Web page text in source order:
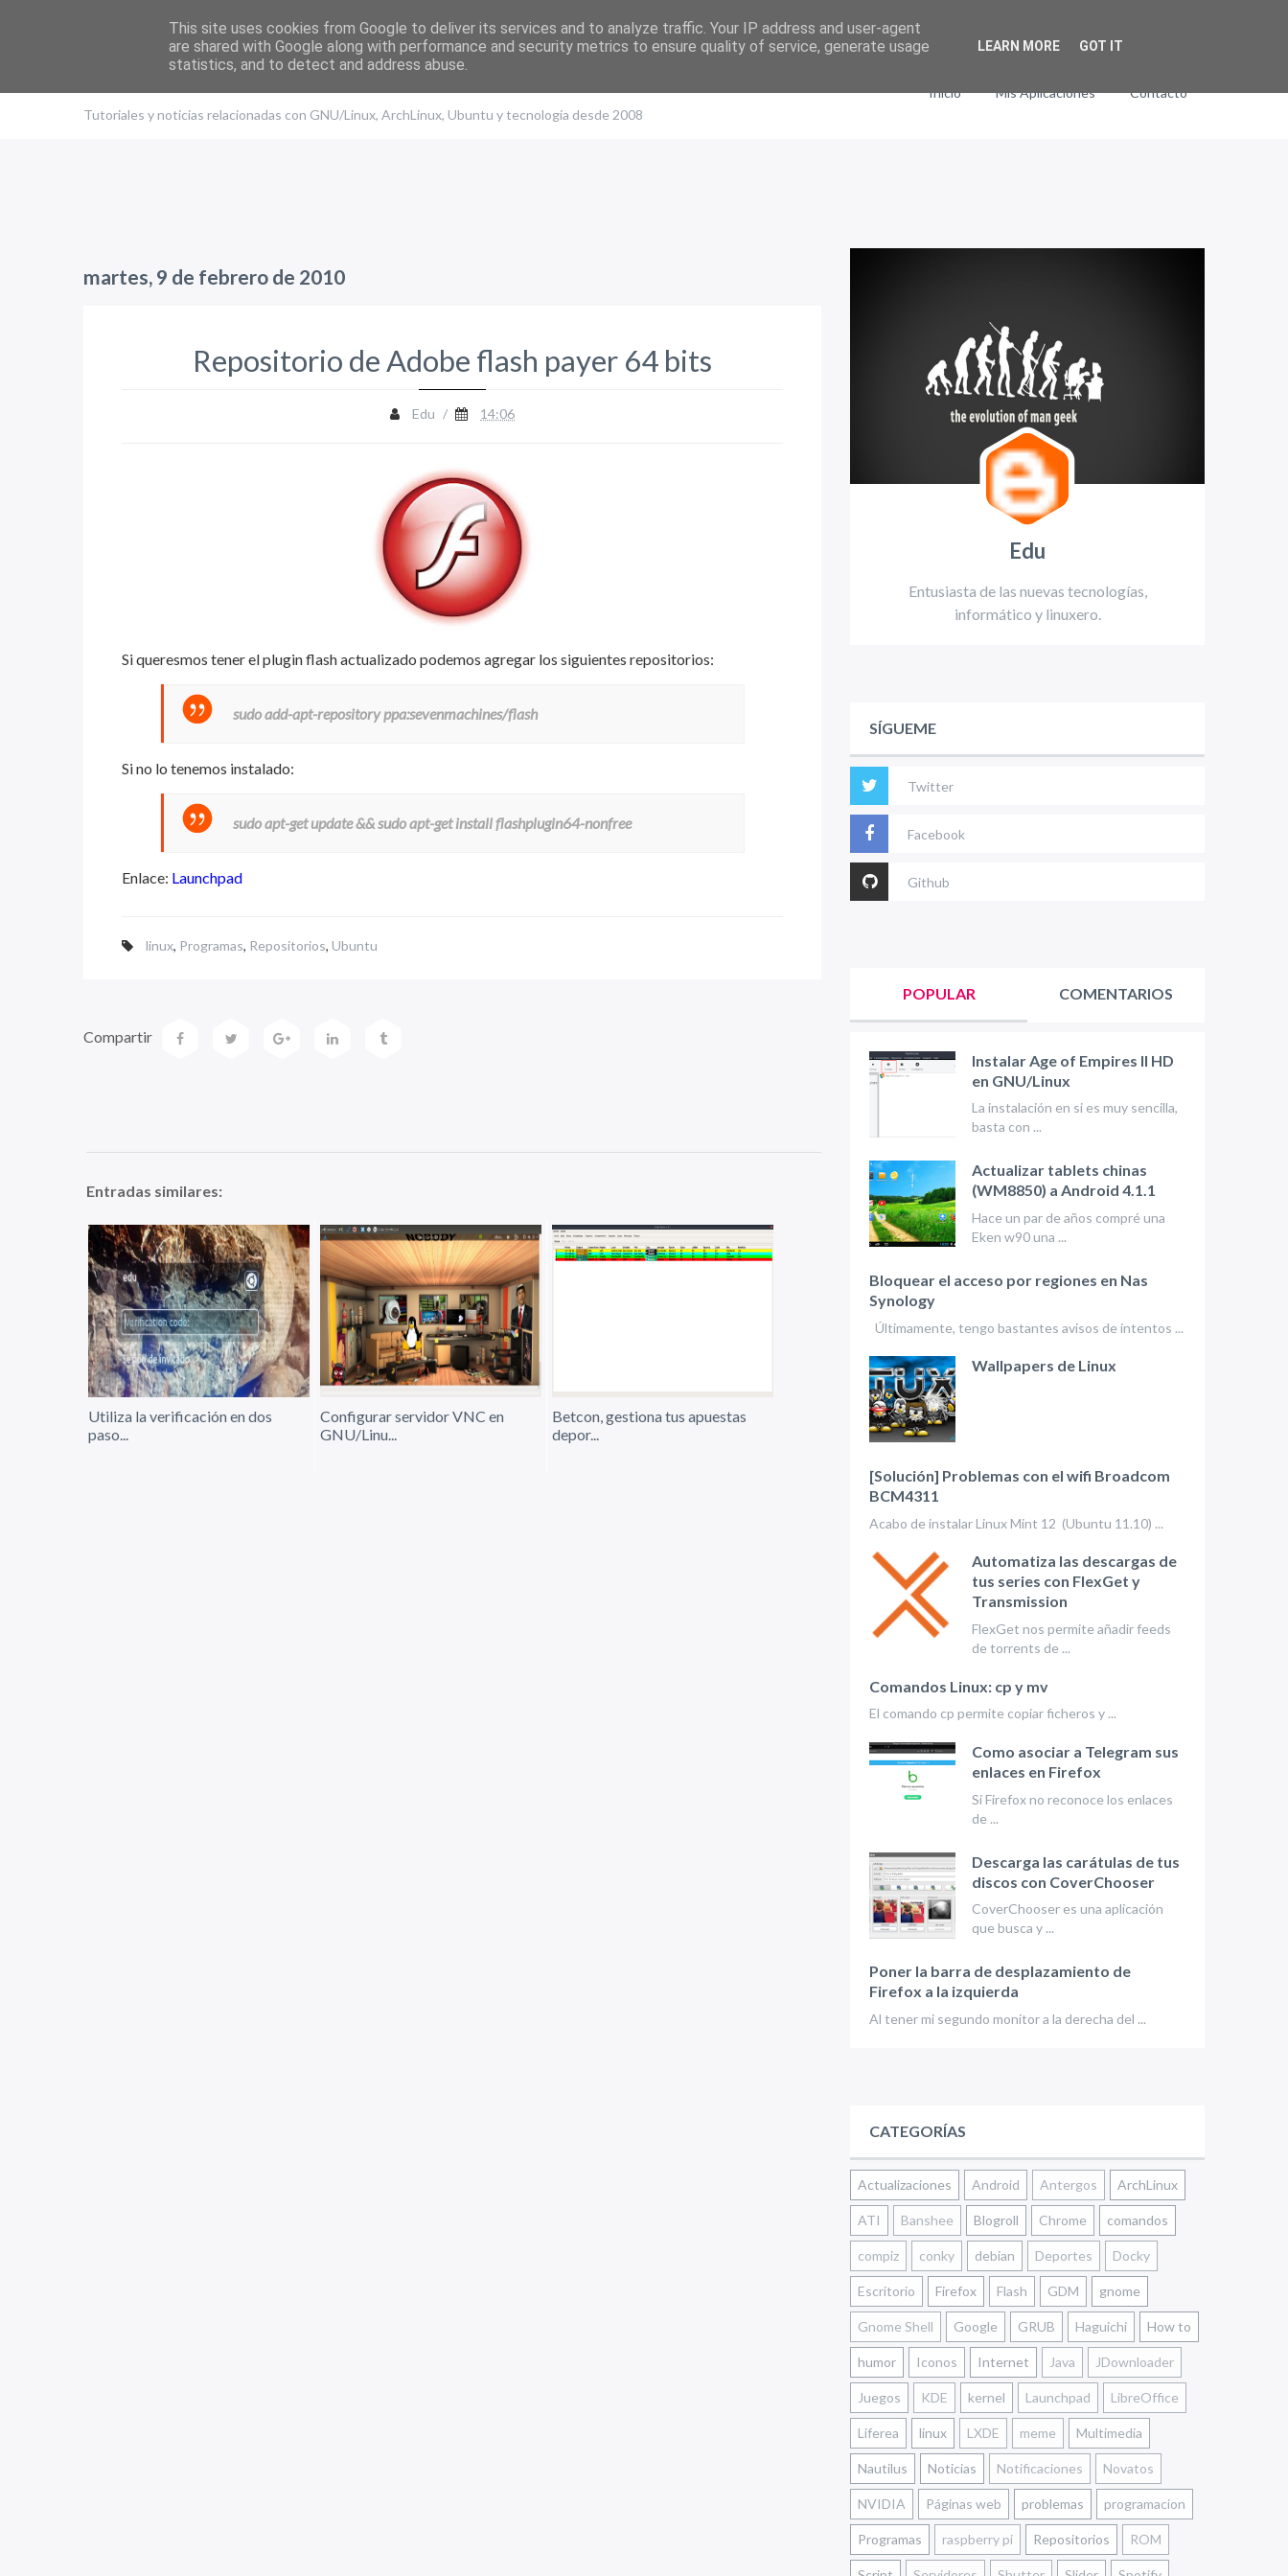
El blog de Edu
Tutoriales y noticias relacionadas con GNU/Linux, ArchLinux, Ubuntu y tecnología desde 2008
Inicio Mis Aplicaciones Contacto
martes, 9 de febrero de 2010
Repositorio de Adobe flash payer 64 bits
Edu / 14:06
Si queresmos tener el plugin flash actualizado podemos agregar los siguientes repositorios:
sudo add-apt-repository ppa:sevenmachines/flash
Si no lo tenemos instalado:
sudo apt-get update && sudo apt-get install flashplugin64-nonfree
Enlace: Launchpad
linux, Programas, Repositorios, Ubuntu
Compartir
Entradas similares:
Utiliza la verificación en dos
paso...
Configurar servidor VNC en
GNU/Linu...
Betcon, gestiona tus apuestas
depor...
Edu
Entusiasta de las nuevas tecnologías,
informático y linuxero.
SÍGUEME
Twitter
Facebook
Github
POPULAR COMENTARIOS
Instalar Age of Empires II HD
en GNU/Linux
La instalación en si es muy sencilla,
basta con ...
Actualizar tablets chinas
(WM8850) a Android 4.1.1
Hace un par de años compré una
Eken w90 una ...
Bloquear el acceso por regiones en Nas
Synology
Últimamente, tengo bastantes avisos de intentos ...
Wallpapers de Linux
[Solución] Problemas con el wifi Broadcom
BCM4311
Acabo de instalar Linux Mint 12 (Ubuntu 11.10) ...
Automatiza las descargas de
tus series con FlexGet y
Transmission
FlexGet nos permite añadir feeds
de torrents de ...
Comandos Linux: cp y mv
El comando cp permite copiar ficheros y ...
Como asociar a Telegram sus
enlaces en Firefox
Si Firefox no reconoce los enlaces
de ...
Descarga las carátulas de tus
discos con CoverChooser
CoverChooser es una aplicación
que busca y ...
Poner la barra de desplazamiento de
Firefox a la izquierda
Al tener mi segundo monitor a la derecha del ...
CATEGORÍAS
Actualizaciones Android Antergos ArchLinux
ATI Banshee Blogroll Chrome comandos
compiz conky debian Deportes Docky
Escritorio Firefox Flash GDM gnome
Gnome Shell Google GRUB Haguichi How to
humor Iconos Internet Java JDownloader
Juegos KDE kernel Launchpad LibreOffice
Liferea linux LXDE meme Multimedia
Nautilus Noticias Notificaciones Novatos
NVIDIA Páginas web problemas programacion
Programas raspberry pi Repositorios ROM
This site uses cookies from Google to deliver its services and to analyze traffic. Your IP address and user-agent
are shared with Google along with performance and security metrics to ensure quality of service, generate usage
statistics, and to detect and address abuse.
LEARN MORE GOT IT